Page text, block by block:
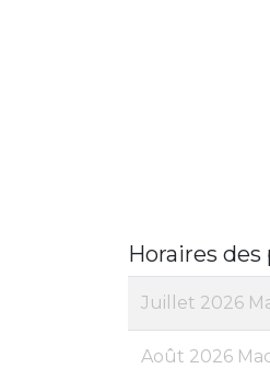
Horaires
Juillet 2026
Août 2026